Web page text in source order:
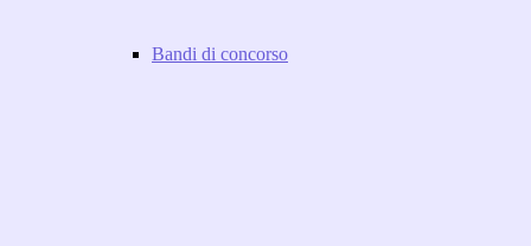
Bandi di concorso